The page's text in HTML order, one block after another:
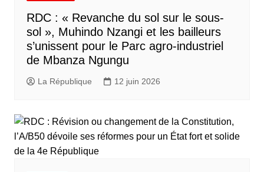
RDC : « Revanche du sol sur le sous-
sol », Muhindo Nzangi et les bailleurs
s’unissent pour le Parc agro-industriel
de Mbanza Ngungu
La République 12 juin 2026